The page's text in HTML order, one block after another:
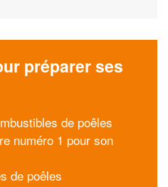
préparer ses
de poêles
numéro 1 pour son
de poêles